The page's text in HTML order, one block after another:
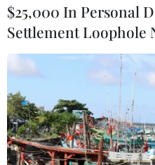
Ba lý do để tin rằng
Thái Lan ở AFF Cup
15/12/2016 07:36
Đội tuyển Indonesia đang
trước Thái Lan sau thắng
Suzuki Cup 2016 hôm 14/12.
$25,000 In Personal
Settlement Loophole